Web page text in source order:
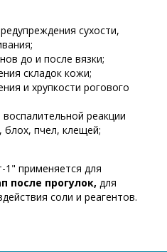
сухости,
до и после вязки;
складок кожи;
и хрупкости рогового
реакции
блох, пчел, клещей;
применяется для
после прогулок, для
соли и реагентов.